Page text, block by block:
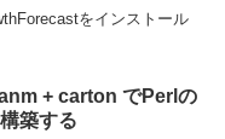
をインストール
+ carton でPerlの
築する